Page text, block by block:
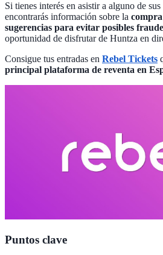
Si tienes interés en asistir a alguno de
encontrarás información sobre la
sugerencias para evitar posibles
oportunidad de disfrutar de Huntza en
Consigue tus entradas en Rebel Tickets
principal plataforma de reventa en
Puntos clave